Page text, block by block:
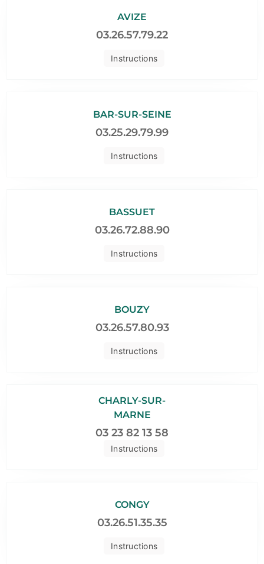
Instructions
AVIZE
03.26.57.79.22
Instructions
BAR-SUR-SEINE
03.25.29.79.99
Instructions
BASSUET
03.26.72.88.90
Instructions
BOUZY
03.26.57.80.93
Instructions
CHARLY-SUR-
MARNE
03 23 82 13 58
Instructions
CONGY
03.26.51.35.35